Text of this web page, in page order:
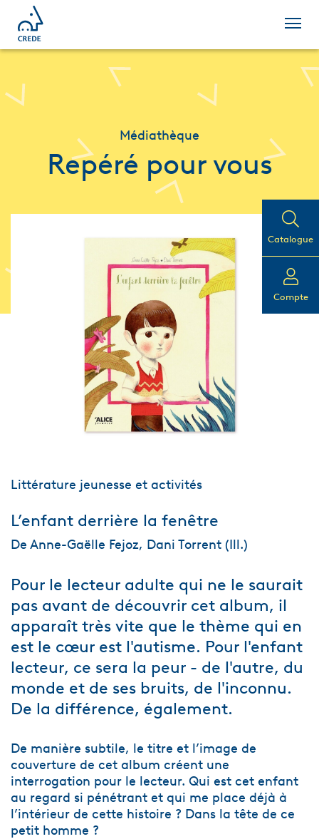
Catalogue
Compte
Médiathèque
Repéré pour vous
Littérature jeunesse et activités
L’enfant derrière la fenêtre
De Anne-Gaëlle Fejoz, Dani Torrent (Ill.)
Pour le lecteur adulte qui ne le saurait
pas avant de découvrir cet album, il
apparaît très vite que le thème qui en
est le cœur est l'autisme. Pour l'enfant
lecteur, ce sera la peur - de l'autre, du
monde et de ses bruits, de l'inconnu.
De la différence, également.
De manière subtile, le titre et l’image de
couverture de cet album créent une
interrogation pour le lecteur. Qui est cet enfant
au regard si pénétrant et qui me place déjà à
l’intérieur de cette histoire ? Dans la tête de ce
petit homme ?